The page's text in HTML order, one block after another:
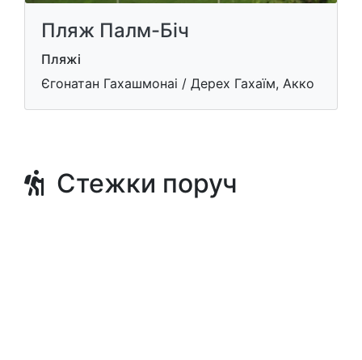
Пляж Палм-Біч
Пляжі
Єгонатан Гахашмонаі / Дерех Гахаїм, Акко
Стежки поруч